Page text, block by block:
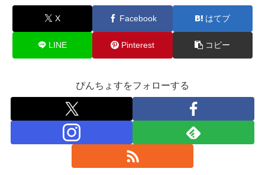
X Facebook はてブ
LINE Pinterest コピー
ぴんちょすをフォローする